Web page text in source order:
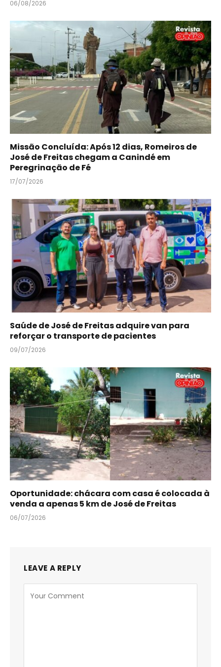
06/08/2026
Missão Concluída: Após 12 dias, Romeiros de
José de Freitas chegam a Canindé em
Peregrinação de Fé
17/07/2026
Saúde de José de Freitas adquire van para
reforçar o transporte de pacientes
09/07/2026
Oportunidade: chácara com casa é colocada à
venda a apenas 5 km de José de Freitas
06/07/2026
LEAVE A REPLY